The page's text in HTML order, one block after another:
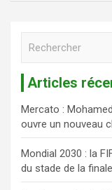
r
c
h
e
r
Articles
Mercato :
ouvre un nouveau
Mondial 2030 : la
du stade de la finale